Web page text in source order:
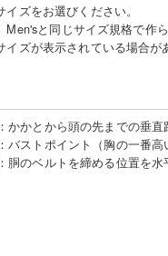
ズをお選びください。
Men'sと同じサイズ規格で作
ズが表示されている場合が
：かかとから頭の先までの垂直
：バストポイント（胸の一番
： 胴のベルトを締める位置を